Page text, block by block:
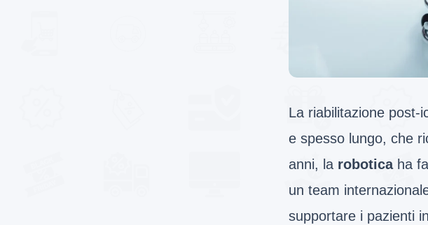
La riabilitazione post-
e spesso lungo, che
anni, la roboticaha
un team
supportare i pazienti